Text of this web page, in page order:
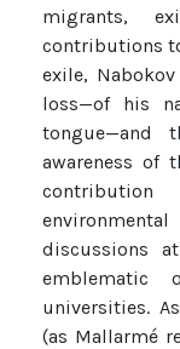
migrants,
contributions
exile,
loss—of his
tongue—and
awareness of
discussions
emblematic
universities.
(as Mallarmé